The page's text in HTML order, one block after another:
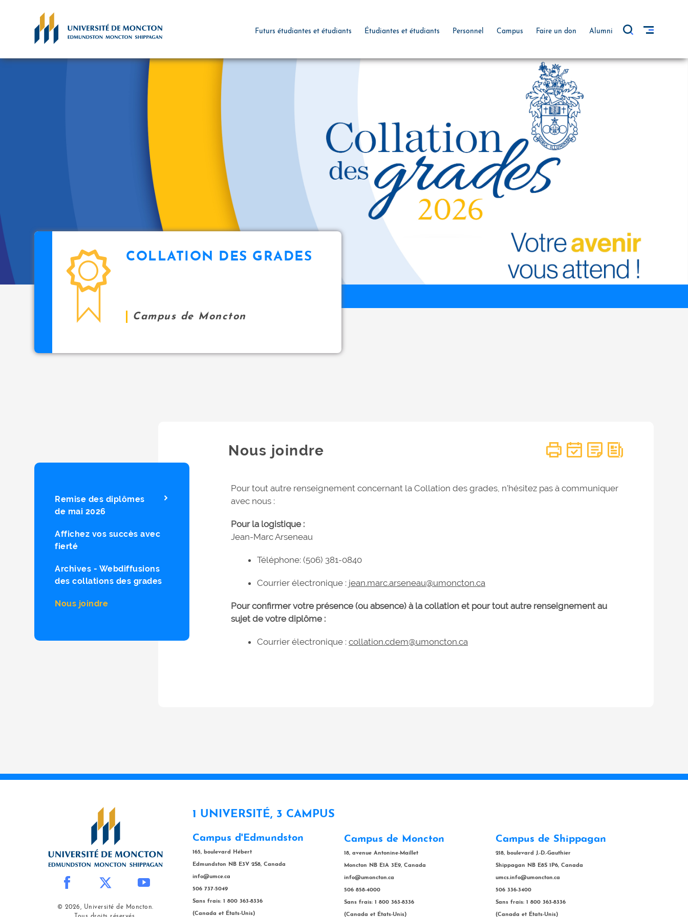
Futurs étudiantes et étudiants Étudiantes et étudiants Personnel Campus Faire un don Alumni
COLLATION DES GRADES
Campus de Moncton
Remise des diplômes
de mai 2026
Affichez vos succès avec
fierté
Archives - Webdiffusions
des collations des grades
Nous joindre
Nous joindre
Pour tout autre renseignement concernant la Collation des grades, n’hésitez pas à communiquer
avec nous :
Pour la logistique :
Jean-Marc Arseneau
Téléphone: (506) 381-0840
Courrier électronique : jean.marc.arseneau@umoncton.ca
Pour confirmer votre présence (ou absence) à la collation et pour tout autre renseignement au
sujet de votre diplôme :
Courrier électronique :collation.cdem@umoncton.ca
© 2026, Université de Moncton.
1 UNIVERSITÉ, 3 CAMPUS
Campus d'Edmundston
165, boulevard Hébert
Edmundston NB E3V 2S8, Canada
info@umce.ca
506 737-5049
Sans frais: 1 800 363-8336
(Canada et États-Unis)
Campus de Moncton
18, avenue Antonine-Maillet
Moncton NB E1A 3E9, Canada
info@umoncton.ca
506 858-4000
Sans frais: 1 800 363-8336
(Canada et États-Unis)
Campus de Shippagan
218, boulevard J.-D.-Gauthier
Shippagan NB E8S 1P6, Canada
umcs.info@umoncton.ca
506 336-3400
Sans frais: 1 800 363-8336
(Canada et États-Unis)